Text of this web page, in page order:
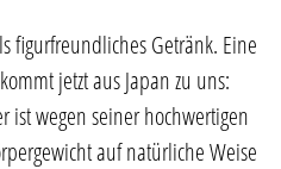
figurfreundliches Getränk. Eine
jetzt aus Japan zu uns:
ist wegen seiner hochwertigen
auf natürliche Weise